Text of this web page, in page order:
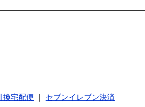
換宅配便
セブンイレブン決済